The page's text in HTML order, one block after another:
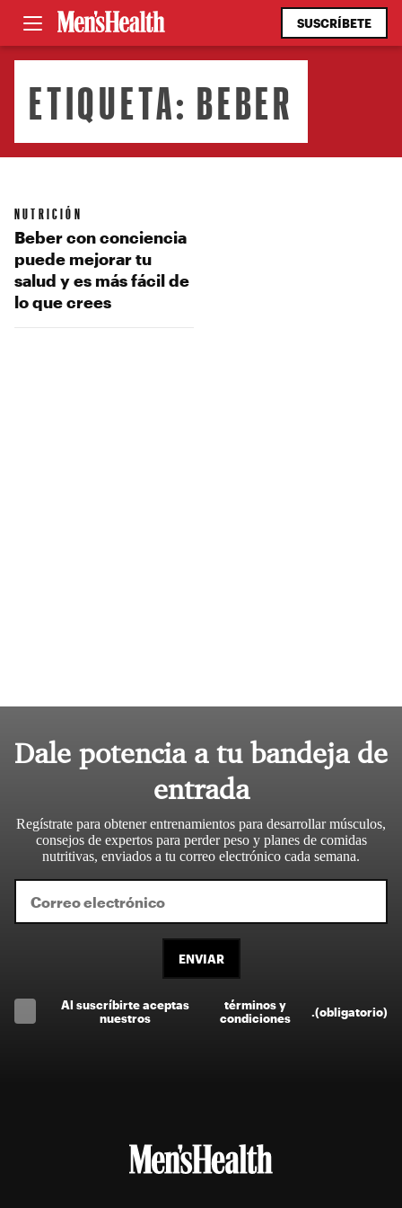
SUSCRÍBETE
ETIQUETA: BEBER
NUTRICIÓN
Beber con conciencia
puede mejorar tu
salud y es más fácil de
lo que crees
Dale potencia a tu bandeja de
entrada
Regístrate para obtener entrenamientos para desarrollar músculos,
consejos de expertos para perder peso y planes de comidas
nutritivas, enviados a tu correo electrónico cada semana.
ENVIAR
Al suscríbirte aceptas
nuestros
términos y
condiciones
(obligatorio)